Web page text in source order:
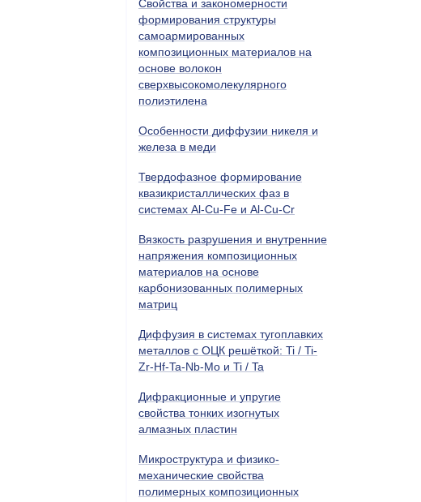
Свойства и закономерности
формирования структуры
самоармированных
композиционных материалов на
основе волокон
сверхвысокомолекулярного
полиэтилена
Особенности диффузии никеля и
железа в меди
Твердофазное формирование
квазикристаллических фаз в
системах Al-Cu-Fe и Al-Cu-Cr
Вязкость разрушения и внутренние
напряжения композиционных
материалов на основе
карбонизованных полимерных
матриц
Диффузия в системах тугоплавких
металлов с ОЦК решёткой: Ti / Ti-
Zr-Hf-Ta-Nb-Mo и Ti / Ta
Дифракционные и упругие
свойства тонких изогнутых
алмазных пластин
Микроструктура и физико-
механические свойства
полимерных композиционных